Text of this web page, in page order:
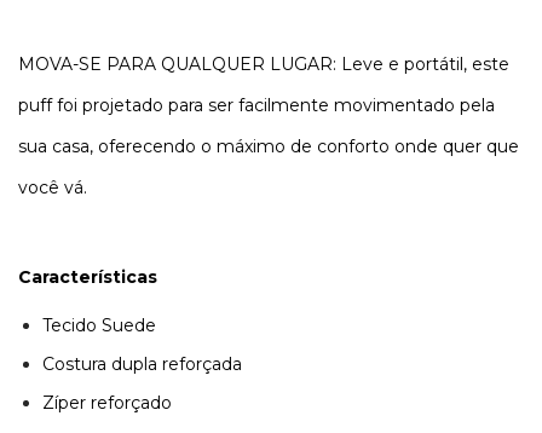
MOVA-SE PARA QUALQUER LUGAR: Leve e portátil, este
puff foi projetado para ser facilmente movimentado pela
sua casa, oferecendo o máximo de conforto onde quer que
você vá.
Características
Tecido Suede
Costura dupla reforçada
Zíper reforçado